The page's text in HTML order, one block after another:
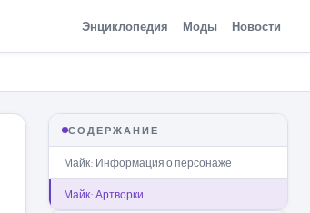
Энциклопедия Моды Новости
СОДЕРЖАНИЕ
Майк: Информация о персонаже
Майк: Артворки